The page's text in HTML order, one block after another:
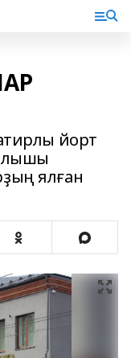
йорт
ялған